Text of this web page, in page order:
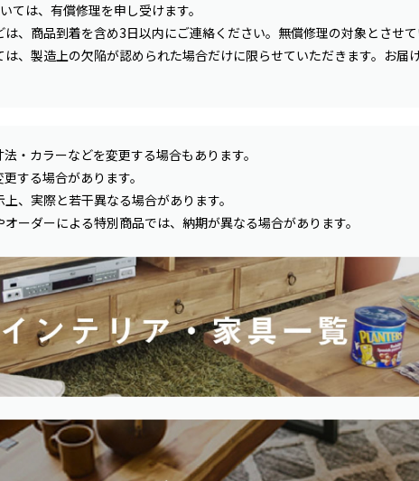
ては、有償修理を申し受けます。
、商品到着を含め3日以内にご連絡ください。無償修理の対象とさせて
、製造上の欠陥が認められた場合だけに限らせていただきます。お届
・カラーなどを変更する場合もあります。
する場合があります。
、実際と若干異なる場合があります。
ーダーによる特別商品では、納期が異なる場合があります。